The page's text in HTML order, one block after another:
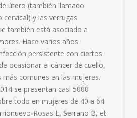
útero (también llamado
cervical) y las verrugas
también está asociado a
Hace varios años
persistente con ciertos
ocasionar el cáncer de cuello,
más comunes en las mujeres.
se presentan casi 5000
todo en mujeres de 40 a 64
Rosas L, Serrano B, et